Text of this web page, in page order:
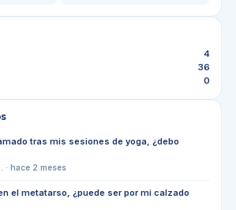
4
36
0
tras mis sesiones de yoga, ¿debo
· hace 2 meses
el metatarso, ¿puede ser por mi calzado